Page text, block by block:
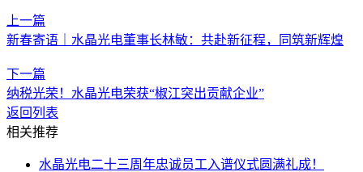
上一篇
新春寄语｜水晶光电董事长林敏：共赴新征程，同筑新辉煌
下一篇
纳税光荣！水晶光电荣获“椒江突出贡献企业”
返回列表
相关推荐
水晶光电二十三周年忠诚员工入谱仪式圆满礼成！